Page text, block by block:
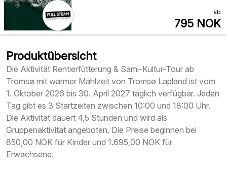
ab
795 NOK
Produktübersicht
Die Aktivität Rentierfütterung & Sami-Kultur-Tour ab
Tromsø mit warmer Mahlzeit von Tromsø Lapland ist vom
1. Oktober 2026 bis 30. April 2027 täglich verfügbar. Jeden
Tag gibt es 3 Startzeiten zwischen 10:00 und 18:00 Uhr.
Die Aktivität dauert 4,5 Stunden und wird als
Gruppenaktivität angeboten. Die Preise beginnen bei
850,00 NOK für Kinder und 1.695,00 NOK für
Erwachsene.